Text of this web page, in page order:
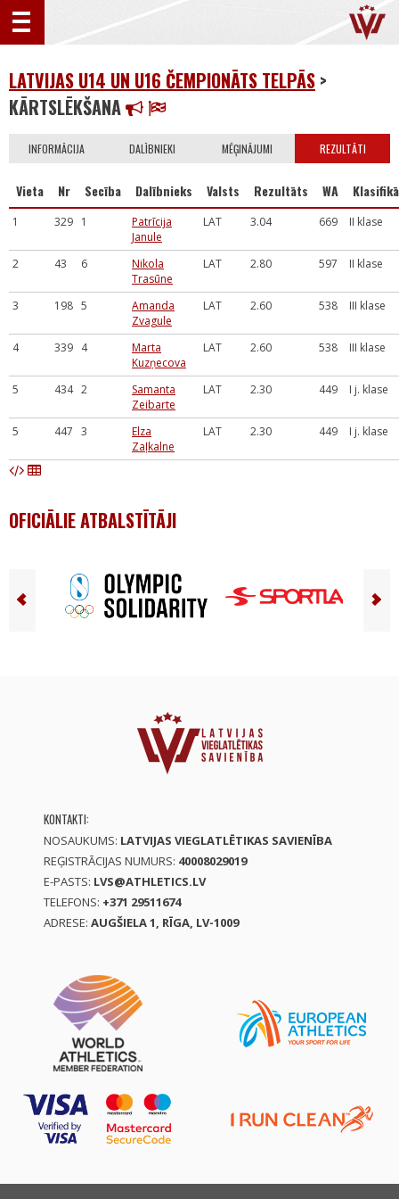
LATVIJAS U14 UN U16 ČEMPIONĀTS TELPĀS >
KĀRTSLĒKŠANA
INFORMĀCIJA DALĪBNIEKI MĒĢINĀJUMI REZULTĀTI
Vieta Nr Secība Dalībnieks Valsts Rezultāts WA
1 329 1
Patrīcija
Janule
LAT 3.04 669 II klase
2 43 6
Nikola
Trasūne
LAT 2.80 597 II klase
3 198 5
Amanda
Zvagule
LAT 2.60 538 III klase
4 339 4
Marta
Kuzņecova
LAT 2.60 538 III klase
5 434 2
Samanta
Zeibarte
LAT 2.30 449 I j. klase
5 447 3
Elza
Zaļkalne
LAT 2.30 449 I j. klase
OFICIĀLIE ATBALSTĪTĀJI
KONTAKTI:
NOSAUKUMS: LATVIJAS VIEGLATLĒTIKAS SAVIENĪBA
REĢISTRĀCIJAS NUMURS: 40008029019
E-PASTS: LVS@ATHLETICS.LV
TELEFONS: +371 29511674
ADRESE: AUGŠIELA 1, RĪGA, LV-1009